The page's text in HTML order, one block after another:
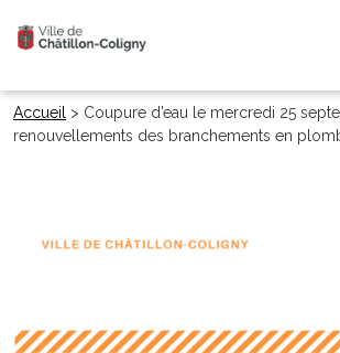
Accueil > Coupure d’eau le mercredi 25
renouvellements des branchements en